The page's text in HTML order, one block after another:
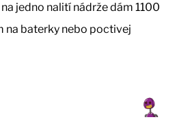
jedno nalití nádrže dám 1100
na baterky nebo poctivej